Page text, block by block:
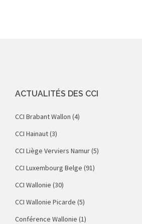
ACTUALITÉS DES CCI
CCI Brabant Wallon (4)
CCI Hainaut(3)
CCI Liège Verviers Namur(5)
CCI Luxembourg Belge (91)
CCI Wallonie (30)
CCI Wallonie Picarde (5)
Conférence Wallonie (1)